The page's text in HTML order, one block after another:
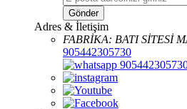
Gönder
Adres & İletişim
FABRİKA: BATI SİTESİ
905442305730